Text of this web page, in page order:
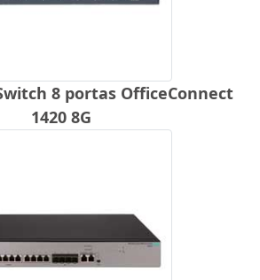
8 portas OfficeConnect
1420 8G